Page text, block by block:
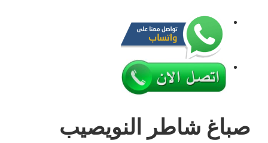
صباغ شاطر النويصيب